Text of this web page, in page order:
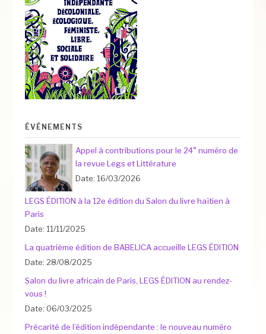
ÉVÉNEMENTS
Appel à contributions pour le 24° numéro de
la revue Legs et Littérature
Date: 16/03/2026
LEGS ÉDITION à la 12e édition du Salon du livre haïtien à
Paris
Date: 11/11/2025
La quatrième édition de BABELICA accueille LEGS ÉDITION
Date: 28/08/2025
Salon du livre africain de Paris, LEGS ÉDITION au rendez-
vous !
Date: 06/03/2025
Précarité de l’édition indépendante : le nouveau numéro